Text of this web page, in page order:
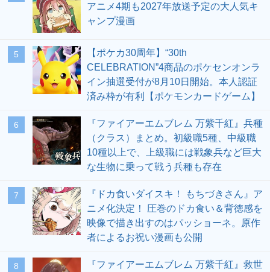
アニメ4期も2027年放送予定の大人気キ
ャンプ漫画
5
【ポケカ30周年】“30th
CELEBRATION”4商品のポケセンオンラ
イン抽選受付が8月10日開始。本人認証
済み枠が有利【ポケモンカードゲーム】
6
『ファイアーエムブレム 万紫千紅』兵種
（クラス）まとめ。初級職5種、中級職
10種以上で、上級職には戦象兵など巨大
な生物に乗って戦う兵種も存在
7
『ドカ食いダイスキ！ もちづきさん』ア
ニメ化決定！ 圧巻のドカ食い＆背徳感を
映像で描き出すのはパッショーネ。原作
者によるお祝い漫画も公開
8
『ファイアーエムブレム 万紫千紅』救世